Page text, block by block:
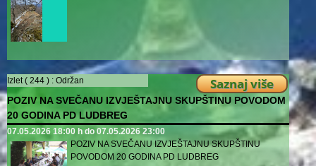
Izlet ( 244 ) : Održan Saznaj više
POZIV NA SVEČANU IZVJEŠTAJNU SKUPŠTINU POVODOM
20 GODINA PD LUDBREG
07.05.2026 18:00 h do 07.05.2026 23:00
POZIV NA SVEČANU IZVJEŠTAJNU SKUPŠTINU
POVODOM 20 GODINA PD LUDBREG